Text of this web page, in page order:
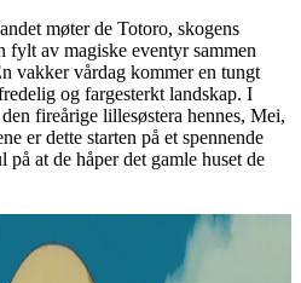
møter de Totoro, skogens
fylt av magiske eventyr sammen
vakker vårdag kommer en tungt
og fargesterkt landskap. I
fireårige lillesøstera hennes, Mei,
er dette starten på et spennende
at de håper det gamle huset de